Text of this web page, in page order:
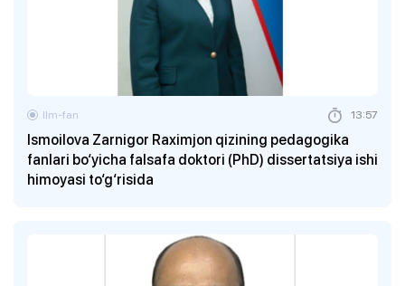
Ismoilova Zarnigor Raximjon qizining pedagogika
fanlari bo‘yicha falsafa doktori (PhD) dissertatsiya ishi
himoyasi to‘g‘risida
Ilm-fan 13:57